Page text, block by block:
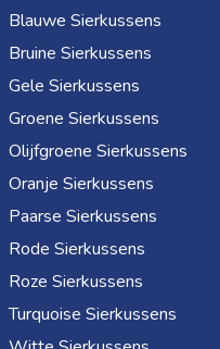
Blauwe Sierkussens
Bruine Sierkussens
Gele Sierkussens
Groene Sierkussens
Olijfgroene Sierkussens
Oranje Sierkussens
Paarse Sierkussens
Rode Sierkussens
Roze Sierkussens
Turquoise Sierkussens